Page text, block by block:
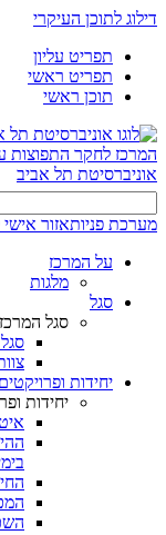
דילוג לתוכן העיקרי
תפריט עליון
תפריט ראשי
תוכן ראשי
המרכז לחקר התפוצות
אוניברסיטת תל אביב
מערכת פניותאזור
על המרכז
מלגות
סגל
סגל המרכז
יחידות ופרויקטים
יחידות